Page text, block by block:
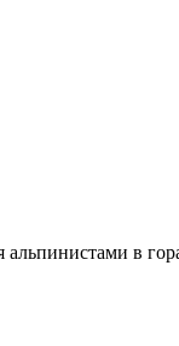
альпинистами в